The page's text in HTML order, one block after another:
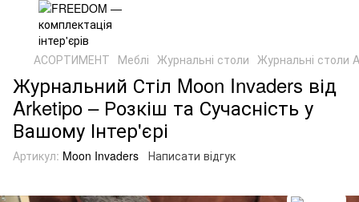
АСОРТИМЕНТ Меблі Журнальні столи Журнальні столи
Журнальний Стіл Moon Invaders від
Arketipo – Розкіш та Сучасність у
Вашому Інтер'єрі
Артикул: Moon Invaders Написати відгук